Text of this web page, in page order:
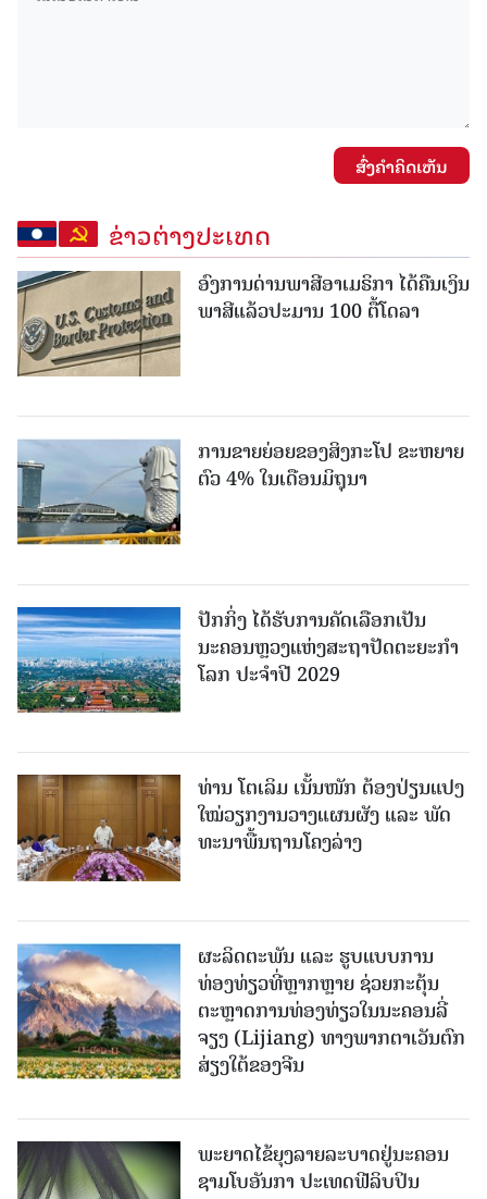
ສົ່ງຄໍາຄິດເຫັນ
ຂ່າວຕ່າງປະເທດ
ອົງການດ່ານພາສີອາເມຣິກາ ໄດ້ຄືນເງິນ
ພາສີແລ້ວປະມານ 100 ຕື້ໂດລາ
ການຂາຍຍ່ອຍຂອງສິງກະໂປ ຂະຫຍາຍ
ຕົວ 4% ໃນເດືອນມິຖຸນາ
ປັກກິ່ງ ໄດ້ຮັບການຄັດເລືອກເປັນ
ນະຄອນຫຼວງແຫ່ງສະຖາປັດຕະຍະກຳ
ໂລກ ປະຈຳປີ 2029
ທ່ານ ໂຕ​ເລິມ ເນັ້ນໜັກ ຕ້ອງ​ປ່ຽນ​ແປງ​
ໃໝ່​ວຽກ​ງານ​ວາງ​ແຜນ​ຜັງ ແລະ ​ພັດ​
ທະ​ນາ​ພື້ນ​ຖານ​ໂຄງ​ລ່າງ
ຜະລິດຕະພັນ ແລະ ຮູບແບບການ
ທ່ອງທ່ຽວທີ່ຫຼາກຫຼາຍ ຊ່ວຍກະຕຸ້ນ
ຕະຫຼາດການທ່ອງທ່ຽວໃນນະຄອນລີ່
ຈຽງ (Lijiang) ທາງພາກຕາເວັນຕົກ
ສ່ຽງໃຕ້ຂອງຈີນ
ພະຍາດໄຂ້ຍຸງລາຍລະບາດຢູ່ນະຄອນ
ຊາມໂບ​ອັນກາ ປະເທດຟີລິບປິນ